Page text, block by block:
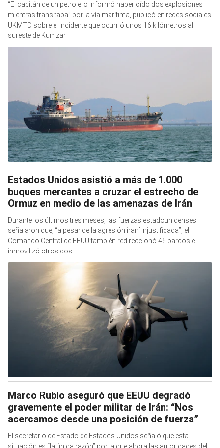
“El capitán de un petrolero informó haber oído dos explosiones
mientras transitaba” por la vía marítima, publicó en redes sociales
UKMTO sobre el incidente que ocurrió unos 16 kilómetros al
sureste de Kumzar
Estados Unidos asistió a más de 1.000
buques mercantes a cruzar el estrecho de
Ormuz en medio de las amenazas de Irán
Durante los últimos tres meses, las fuerzas estadounidenses
señalaron que, “a pesar de la agresión iraní injustificada”, el
Comando Central de EEUU también redireccionó 45 barcos e
inmovilizó otros dos
Marco Rubio aseguró que EEUU degradó
gravemente el poder militar de Irán: “Nos
acercamos desde una posición de fuerza”
El secretario de Estado de Estados Unidos señaló que esta
situación es “la única razón” por la que ahora las autoridades del